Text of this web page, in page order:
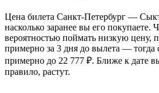
Цена билета Санкт-Петербург —
насколько заранее вы его покупаете.
вероятностью поймать низкую цену,
примерно за 3 дня до вылета — тогда
примерно до 22 777 ₽. Ближе к дате
правило, растут.